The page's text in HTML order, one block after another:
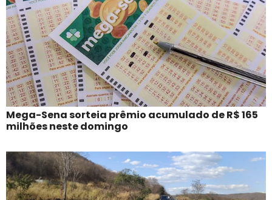
Mega-Sena sorteia prêmio acumulado de R$ 165
milhões neste domingo